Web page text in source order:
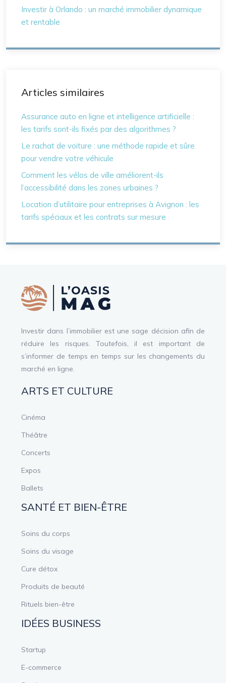
Investir à Orlando : un marché immobilier dynamique
et rentable
Articles similaires
Assurance auto en ligne et intelligence artificielle :
les tarifs sont-ils fixés par des algorithmes ?
Le rachat de voiture : une méthode rapide et sûre
pour vendre votre véhicule
Comment les vélos de ville améliorent-ils
l’accessibilité dans les zones urbaines ?
Location d’utilitaire pour entreprises à Avignon : les
tarifs spéciaux et les contrats sur mesure
Investir dans l’immobilier est une sage décision afin de
réduire les risques. Toutefois, il est important de
s’informer de temps en temps sur les changements du
marché en ligne.
ARTS ET CULTURE
Cinéma
Théâtre
Concerts
Expos
Ballets
SANTÉ ET BIEN-ÊTRE
Soins du corps
Soins du visage
Cure détox
Produits de beauté
Rituels bien-être
IDÉES BUSINESS
Startup
E-commerce